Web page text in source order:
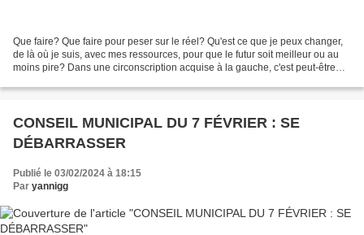
Que faire? Que faire pour peser sur le réel? Qu'est ce que je peux changer,
de là où je suis, avec mes ressources, pour que le futur soit meilleur ou au
moins pire? Dans une circonscription acquise à la gauche, c'est peut-être
CONSEIL MUNICIPAL DU 7 FÉVRIER : SE
DÉBARRASSER
Publié le 03/02/2024 à 18:15
Par yannigg